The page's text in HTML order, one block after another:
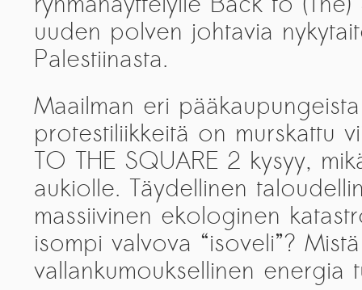
uuden polven johtavia
Palestiinasta.
Maailman eri
protestiliikkeitä on murskattu
TO THE SQUARE 2 kysyy,
aukiolle. Täydellinen
massiivinen ekologinen
isompi valvova “isoveli”?
vallankumouksellinen energia
AR-Safe Haven Helsinki Resident
Gule Özalp at the Eläintarha Villa
AR-Safe Haven Helsinki Resident
New AR-Resident Mai Khoi, hosted
at the AR-Safe Haven Helsinki